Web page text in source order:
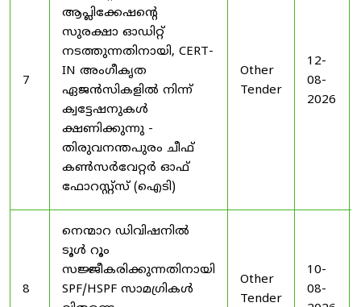
7
ആപ്ലിക്കേഷന്റെ
സുരക്ഷാ ഓഡിറ്റ്
നടത്തുന്നതിനായി, CERT-
IN അംഗീകൃത
ഏജൻസികളിൽ നിന്ന്
ക്വട്ടേഷനുകൾ
ക്ഷണിക്കുന്നു -
തിരുവനന്തപുരം ചീഫ്
കൺസർവേറ്റർ ഓഫ്
ഫോറസ്റ്റ്സ് (ഐടി)
Other
Tender
12-
08-
2026
8
നെന്മാറ ഡിവിഷനിൽ
ടൂൾ റൂം
സജ്ജീകരിക്കുന്നതിനായി
SPF/HSPF സാമഗ്രികൾ
Other
Tender
10-
08-